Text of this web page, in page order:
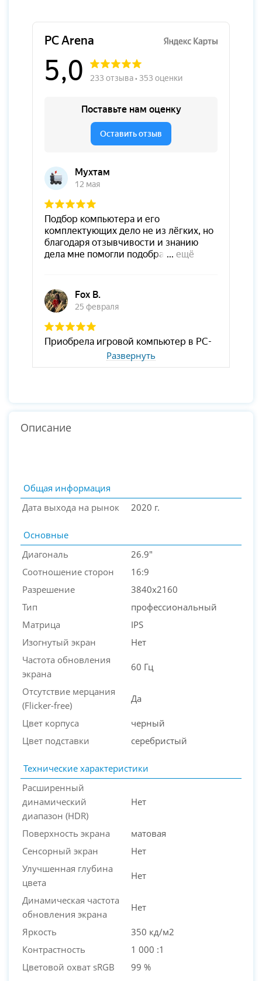
Развернуть
Описание
Общая информация
Дата выхода на рынок
2020 г.
Основные
Диагональ
26.9"
Соотношение сторон
16:9
Разрешение
3840x2160
Тип
профессиональный
Матрица
IPS
Изогнутый экран
Нет
Частота обновления
экрана
60 Гц
Отсутствие мерцания
(Flicker-free)
Да
Цвет корпуса
черный
Цвет подставки
серебристый
Технические характеристики
Расширенный
динамический
диапазон (HDR)
Нет
Поверхность экрана
матовая
Сенсорный экран
Нет
Улучшенная глубина
цвета
Нет
Динамическая частота
обновления экрана
Нет
Яркость
350 кд/м2
Контрастность
1 000 :1
Цветовой охват sRGB
99 %